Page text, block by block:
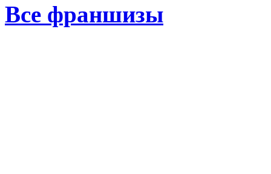
Все франшизы